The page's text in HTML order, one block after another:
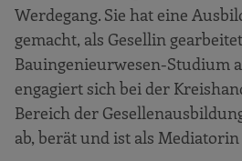
Werdegang. Sie hat eine
gemacht, als Gesellin
Bauingenieurwesen-Studium
engagiert sich bei der
Bereich der
ab, berät und ist als